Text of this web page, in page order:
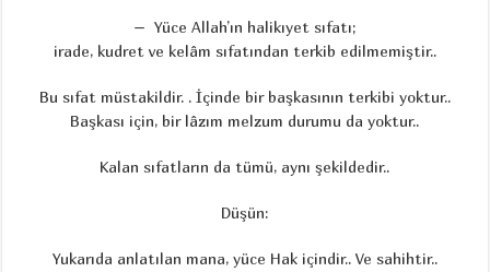
– Yüce Allah’ın halikıyet sıfatı;
irade, kudret ve kelâm sıfatından terkib edilmemiştir..
Bu sıfat müstakildir. . İçinde bir başkasının terkibi yoktur..
Başkası için, bir lâzım melzum durumu da yoktur..
Kalan sıfatların da tümü, aynı şekildedir..
Düşün:
Yukarıda anlatılan mana, yüce Hak içindir.. Ve sahihtir..